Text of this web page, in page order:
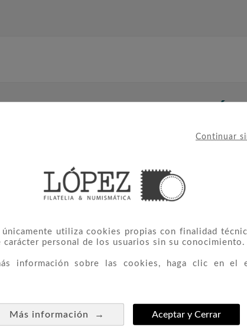
Continuar
utiliza cookies propias con finalidad
carácter personal de los usuarios sin su conocimiento.
información sobre las cookies, haga clic en el
Más información → Aceptar y Cerrar
ESTE PRODUCTO
2018
12,00 €